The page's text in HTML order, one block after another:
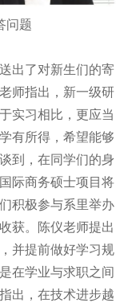
问题
出了对新生们的寄
师指出，新一级研
实习相比，更应当
有所得，希望能够
到，在同学们的身
际商务硕士项目将
积极参与系里举办
获。陈仪老师提出
并提前做好学习规
在学业与求职之间
出，在技术进步越